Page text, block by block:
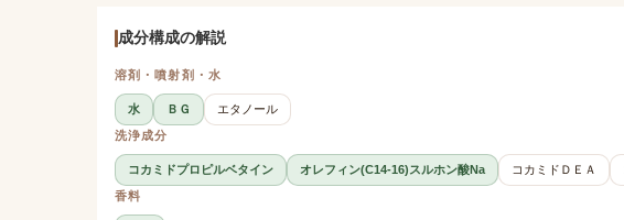
成分構成の解説
溶剤・噴射剤・水
水 ＢＧ
エタノール
洗浄成分
コカミドプロピルベタイン オレフィン(C14-16)スルホン酸Na コカミドＤＥＡ
香料